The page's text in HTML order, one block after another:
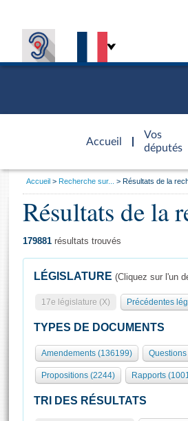
Accueil
d'accueil
Vos
députés
Présidence
577 députés
Groupes politiques
Séance publique
Commissions et autres organes
Europe et International
Général
Rôle et pouvoirs de l'Assemblée
Organisation de l'Assemblée
Présidence Conférence des
Visiter l'Assemblée
Visite virtuelle du palais
Assister à une séance
Vous
Accueil Recherche sur... Résultats de la
Résultats de la
179881 résultats trouvés
LÉGISLATURE (Cliquez sur l'un
17e législature (X) Précédentes
TYPES DE DOCUMENTS
Amendements (136199)
Propositions (2244) Rapports
TRI DES RÉSULTATS